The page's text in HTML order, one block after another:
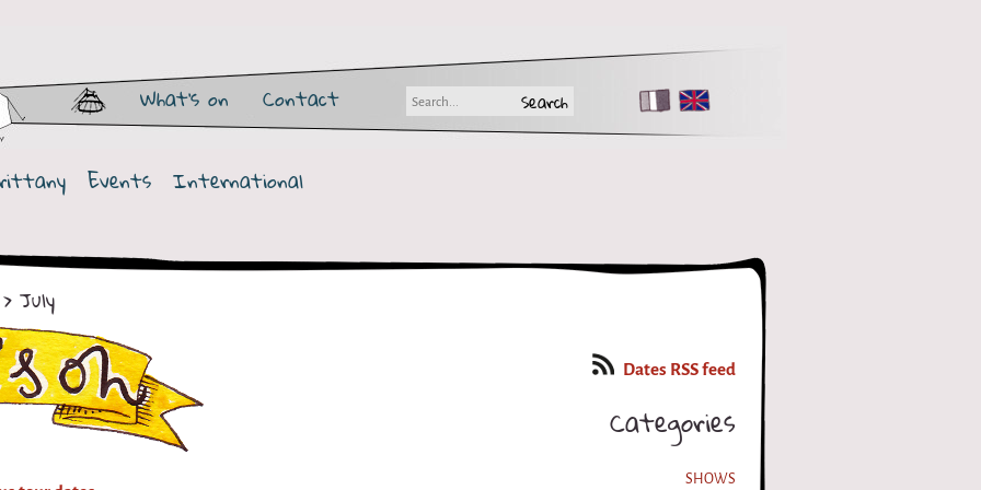
What's on Contact FR EN
Events International
> July
Dates RSS feed
Categories
SHOWS